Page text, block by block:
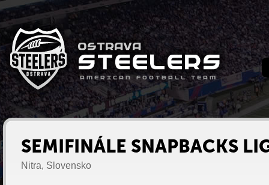
SEMIFINÁLE SNAPBACKS
Nitra, Slovensko